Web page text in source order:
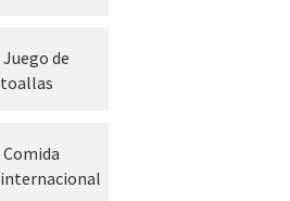
Juego de
toallas
Comida
internacional